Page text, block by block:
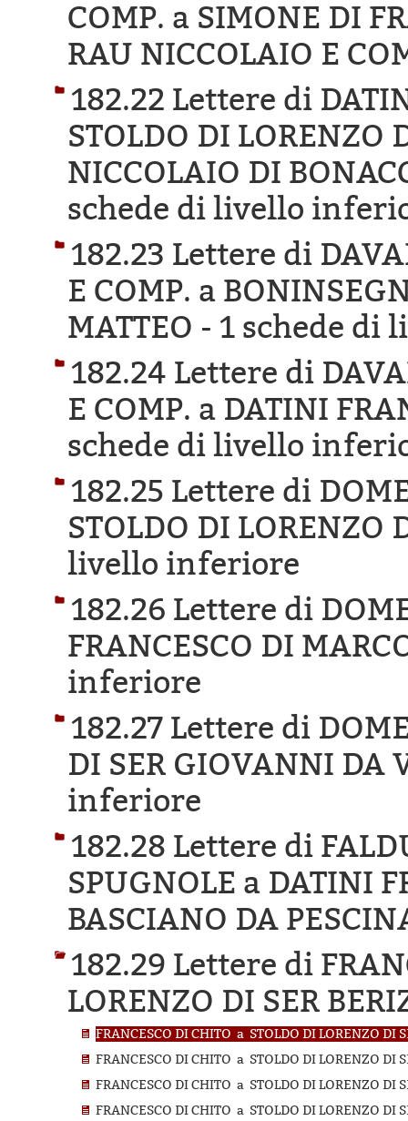
COMP. a SIMONE DI
RAU NICCOLAIO E
182.22 Lettere di
STOLDO DI LORENZO
NICCOLAIO DI
schede di livello
182.23 Lettere di
E COMP. a
MATTEO - 1 schede di
182.24 Lettere di
E COMP. a DATINI
schede di livello
182.25 Lettere di
STOLDO DI LORENZO
livello inferiore
182.26 Lettere di
FRANCESCO DI
inferiore
182.27 Lettere di
DI SER GIOVANNI DA
inferiore
182.28 Lettere di
SPUGNOLE a DATINI
BASCIANO DA
182.29 Lettere di
LORENZO DI SER
FRANCESCO DI CHITO a STOLDO DI LORENZO DI
FRANCESCO DI CHITO a STOLDO DI LORENZO DI
FRANCESCO DI CHITO a STOLDO DI LORENZO DI
FRANCESCO DI CHITO a STOLDO DI LORENZO DI